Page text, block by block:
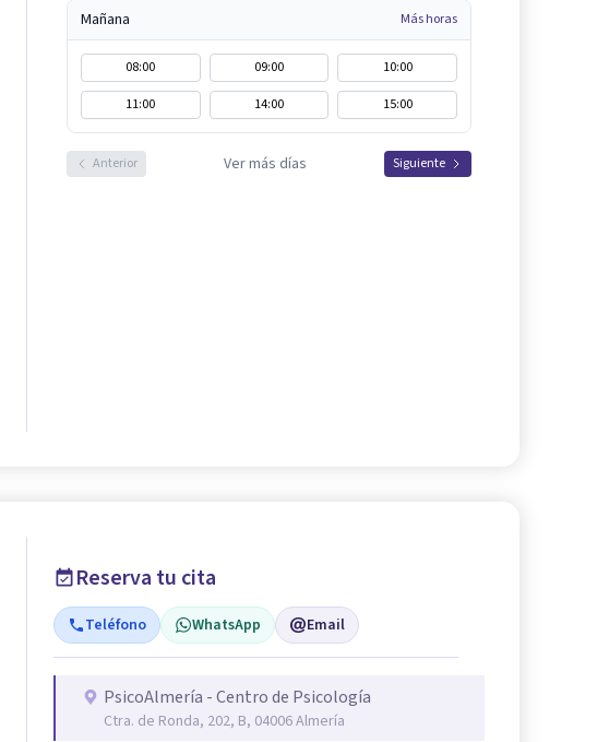
Mañana Más horas
08:00 09:00
10:00
11:00
14:00 15:00
Anterior Ver más días Siguiente
Reserva tu cita
Teléfono WhatsApp Email
PsicoAlmería - Centro de Psicología
Ctra. de Ronda, 202, B, 04006 Almería